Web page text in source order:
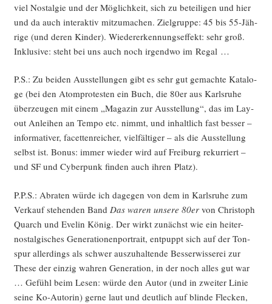
viel Nost­al­gie und der Mög­lich­keit, sich zu betei­li­gen und hier
und da auch inter­ak­tiv mit­zu­ma­chen. Ziel­grup­pe: 45 bis 55-Jäh­
ri­ge (und deren Kin­der). Wie­der­erken­nungs­ef­fekt: sehr groß.
Inklu­si­ve: steht bei uns auch noch irgend­wo im Regal …
P.S.: Zu bei­den Aus­stel­lun­gen gibt es sehr gut gemach­te Kata­lo­
ge (bei den Atom­pro­tes­ten ein Buch, die 80er aus Karls­ru­he
über­zeu­gen mit einem „Maga­zin zur Aus­stel­lung“, das im Lay­
out Anlei­hen an Tem­po etc. nimmt, und inhalt­lich fast bes­ser –
infor­ma­ti­ver, facet­ten­rei­cher, viel­fäl­ti­ger – als die Aus­stel­lung
selbst ist. Bonus: immer wie­der wird auf Frei­burg rekur­riert –
und SF und Cyber­punk fin­den auch ihren Platz).
P.P.S.: Abra­ten wür­de ich dage­gen von dem in Karls­ru­he zum
Ver­kauf ste­hen­den Band Das waren unse­re 80ervon Chris­toph
Quarch und Eve­lin König. Der wirkt zunächst wie ein hei­ter-
nost­al­gi­sches Gene­ra­tio­nen­por­trait, ent­puppt sich auf der Ton­
spur aller­dings als schwer aus­zu­hal­ten­de Bes­ser­wis­se­rei zur
The­se der ein­zig wah­ren Gene­ra­ti­on, in der noch alles gut war
… Gefühl beim Lesen: wür­de den Autor (und in zwei­ter Linie
sei­ne Ko-Autorin) ger­ne laut und deut­lich auf blin­de Fle­cken,